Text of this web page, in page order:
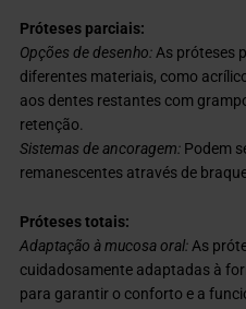
Próteses parciais:
Opções de desenho: As próteses
diferentes materiais, como
aos dentes restantes com
retenção.
Sistemas de ancoragem: Podem
remanescentes através de
Próteses totais:
Adaptação à mucosa oral:As
cuidadosamente adaptadas à
para garantir o conforto e a